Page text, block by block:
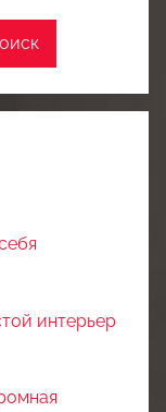
интерьер